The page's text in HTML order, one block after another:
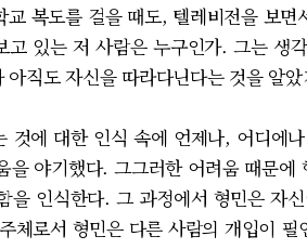
복도를 걸을 때도, 텔레비전을 보면
있는 저 사람은 누구인가. 그는 생
직도 자신을 따라다닌다는 것을 알
에 대한 인식 속에 언제나, 어디에
을 야기했다. 그그러한 어려움 때문
을 인식한다. 그 과정에서 형민은 자
체로서 형민은 다른 사람의 개입이